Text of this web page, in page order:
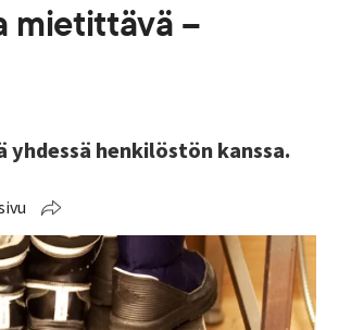
mietittävä –
henkilöstön kanssa.